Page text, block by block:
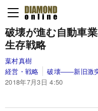
破壊が進む自動車
生存戦略
葉村真樹
経営・戦略
破壊――新旧激
2018年7月3日 4:50